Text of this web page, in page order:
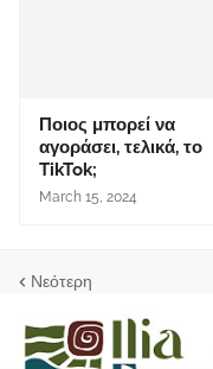
Ποιος μπορεί να
αγοράσει, τελικά, το
TikTok;
March 15, 2024
Νεότερη